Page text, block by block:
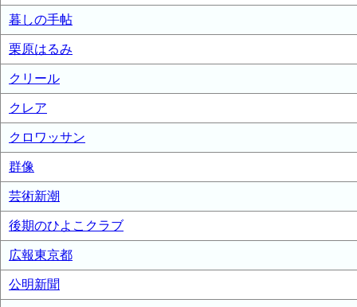
暮しの手帖
栗原はるみ
クリール
クレア
クロワッサン
群像
芸術新潮
後期のひよこクラブ
広報東京都
公明新聞